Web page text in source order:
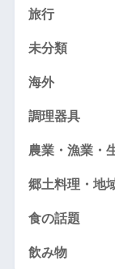
旅行
未分類
海外
調理器具
農業・漁業・
郷土料理・地
食の話題
飲み物